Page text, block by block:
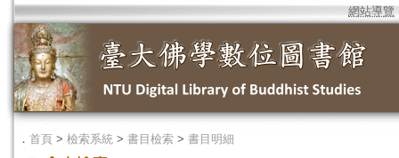
網站導覽
． 首頁 > 檢索系統 > 書目檢索 > 書目明細